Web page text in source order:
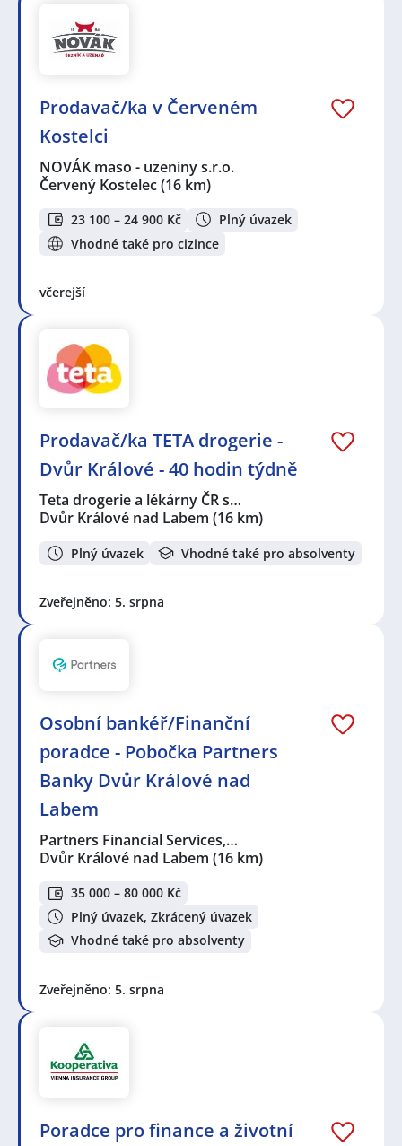
Prodavač/ka v Červeném
Kostelci
NOVÁK maso - uzeniny s.r.o.
Červený Kostelec(16 km)
23 100 – 24 900 Kč
Plný úvazek
Vhodné také pro cizince
včerejší
Prodavač/ka TETA drogerie -
Dvůr Králové - 40 hodin týdně
Teta drogerie a lékárny ČR s…
Dvůr Králové nad Labem (16 km)
Plný úvazek Vhodné také pro absolventy
Zveřejněno: 5. srpna
Osobní bankéř/Finanční
poradce - Pobočka Partners
Banky Dvůr Králové nad
Labem
Partners Financial Services,…
Dvůr Králové nad Labem (16 km)
35 000 – 80 000 Kč
Plný úvazek, Zkrácený úvazek
Vhodné také pro absolventy
Zveřejněno: 5. srpna
Poradce pro finance a životní